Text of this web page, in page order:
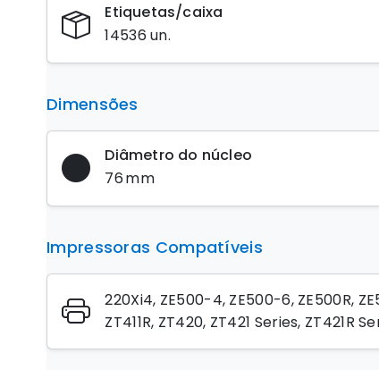
Etiquetas/caixa
14536 un.
Dimensões
Diâmetro do núcleo
76 mm
Impressoras Compatíveis
220Xi4, ZE500-4, ZE500-6, ZE500R,
ZT411R, ZT420, ZT421 Series, ZT421R